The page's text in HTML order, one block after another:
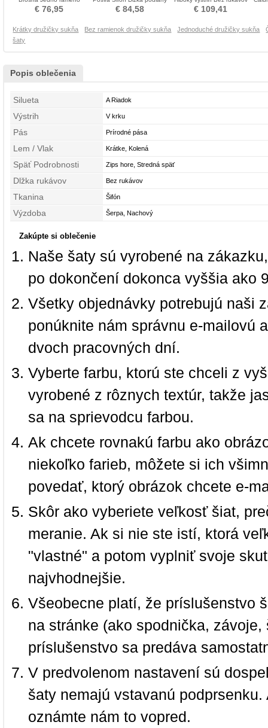
Kolená Družičky šaty
€ 76,95
Nachový Družičky šaty
€ 84,58
Družičky šaty
€ 109,41
Krátky družičky sukňa Bez ramienok družičky sukňa Jednoduché družičky sukňa
šaty
Popis oblečenia
Silueta A Riadok
Výstrih V krku
Pás Prírodné pása
Lem / Vlak Krátke, Kolená
Späť Podrobnosti Zips hore, Stredná späť
Dlžka rukávov Bez rukávov
Tkanina Šifón
Výzdoba Šerpa, Nachový
Zakúpte si oblečenie
Naše šaty sú vyrobené na
po dokončení dokonca vyššia ako
Všetky objednávky potrebujú naši
ponúknite nám správnu e-mailovú
dvoch pracovných dní.
Vyberte farbu, ktorú ste chceli z
vyrobené z rôznych textúr, takže
sa na sprievodcu farbou.
Ak chcete rovnakú farbu ako
niekoľko farieb, môžete si ich
povedať, ktorý obrázok chcete e-
Skôr ako vyberiete veľkosť šiat,
meranie. Ak si nie ste istí, ktorá
"vlastné" a potom vyplniť svoje
najvhodnejšie.
Všeobecne platí, že príslušenstvo
na stránke (ako spodnička,
príslušenstvo sa predáva
V predvolenom nastavení sú
šaty nemajú vstavanú
oznámte nám to vopred.